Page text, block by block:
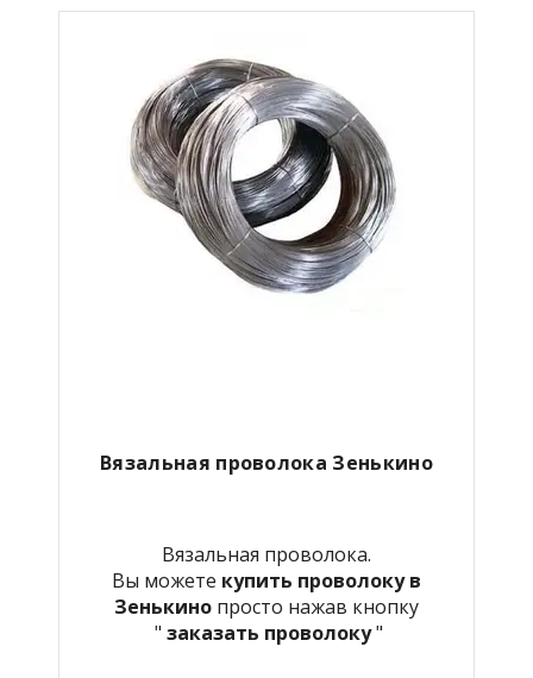
Вязальная проволока Зенькино
Вязальная проволока.
Вы можете купить проволоку в
Зенькино просто нажав кнопку
" заказать проволоку"